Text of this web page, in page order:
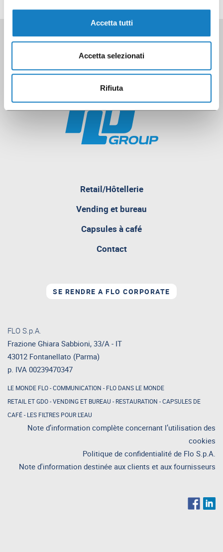
Accetta tutti
Accetta selezionati
Rifiuta
Retail/Hôtelleriepagina
aperta
Vending et bureau
Capsules à café
Contact
SE RENDRE A FLO CORPORATE
FLO S.p.A.
Frazione Ghiara Sabbioni, 33/A - IT
43012 Fontanellato (Parma)
p. IVA 00239470347
LE MONDE FLO-COMMUNICATION - FLO DANS LE MONDE
RETAIL ET GDO-VENDING ET BUREAU - RESTAURATION -CAPSULES DE
CAFÉ- LES FILTRES POUR L'EAU
Note d’information complète concernant l’utilisation des
cookies
Politique de confidentialité de Flo S.p.A.
Note d'information destinée aux clients et aux fournisseurs